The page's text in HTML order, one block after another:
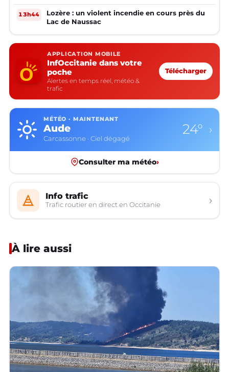
13h44
Lozère : un violent incendie en cours près du
Lac de Naussac
APPLICATION MOBILE
InfOccitanie dans votre
poche
Alertes en temps réel, météo &
trafic
Télécharger
MÉTÉO · MAINTENANT
Aude
Carcassonne · Ciel dégagé
24° ›
Consulter ma météo›
Info trafic
Trafic routier en direct en Occitanie ›
À lire aussi